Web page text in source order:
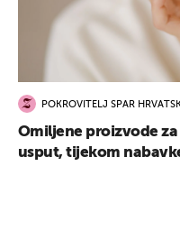
POKROVITELJ SPAR
Omiljene proizvode
usput, tijekom